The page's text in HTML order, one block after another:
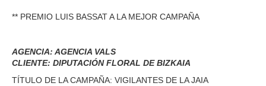
** PREMIO LUIS BASSAT A LA MEJOR CAMPAÑA
AGENCIA: AGENCIA VALS
CLIENTE: DIPUTACIÓN FLORAL DE BIZKAIA
TÍTULO DE LA CAMPAÑA: VIGILANTES DE LA JAIA